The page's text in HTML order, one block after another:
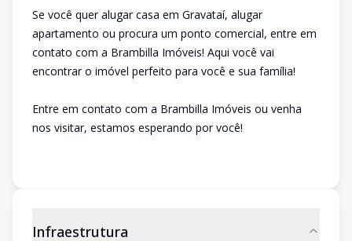
Se você quer alugar casa em Gravataí, alugar
apartamento ou procura um ponto comercial, entre em
contato com a Brambilla Imóveis! Aqui você vai
encontrar o imóvel perfeito para você e sua família!
Entre em contato com a Brambilla Imóveis ou venha
nos visitar, estamos esperando por você!
Infraestrutura